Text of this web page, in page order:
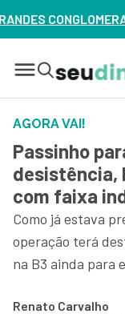
BRASIL? VEJA
AGORA VAI!
Passinho
desistência,
com faixa
Como já estava
operação terá
na B3 ainda para
Renato Carvalho